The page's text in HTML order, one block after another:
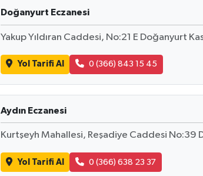
Doğanyurt Eczanesi
Yakup Yıldıran Caddesi, No:21 E Doğanyurt
Yol Tarifi Al 0 (366) 843 15 45
Aydın Eczanesi
Kurtşeyh Mahallesi, Reşadiye Caddesi No:39
Yol Tarifi Al 0 (366) 638 23 37